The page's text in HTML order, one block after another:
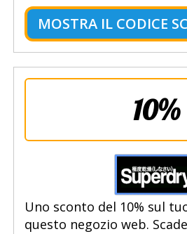
MOSTRA IL CODICE
10%
Uno sconto del 10% sul
questo negozio web.